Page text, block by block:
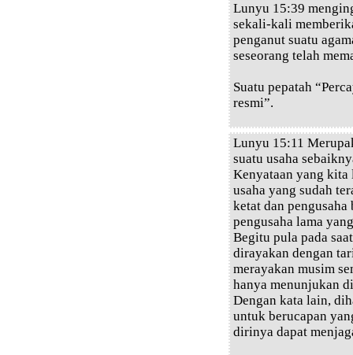
Lunyu 15:39
sekali-kali
penganut suatu
seseorang telah
Suatu pepatah
resmi”.
Lunyu 15:11
suatu usaha
Kenyataan yang
usaha yang sudah
ketat dan
pengusaha lama
Begitu pula pada
dirayakan dengan
merayakan musim
hanya menunjukan
Dengan kata lain,
untuk berucapan
dirinya dapat